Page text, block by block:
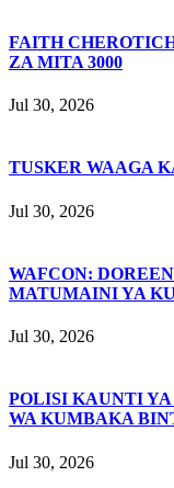
FAITH
ZA MITA 3000
Jul 30, 2026
TUSKER WAAGA
Jul 30, 2026
WAFCON:
MATUMAINI YA
Jul 30, 2026
POLISI KAUNTI
WA KUMBAKA
Jul 30, 2026